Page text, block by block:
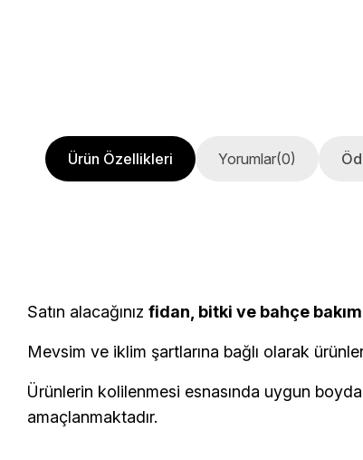
Ürün Özellikleri Yorumlar(0)
Satın alacağınız fidan, bitki ve bahçe
Mevsim ve iklim şartlarına bağlı olarak
Ürünlerin kolilenmesi esnasında uygun
amaçlanmaktadır.